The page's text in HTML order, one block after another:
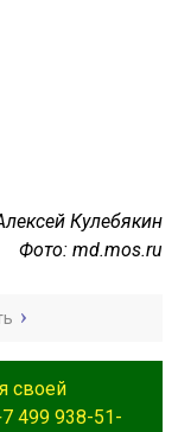
Кулебякин
Фото: md.mos.ru
своей
499 938-51-